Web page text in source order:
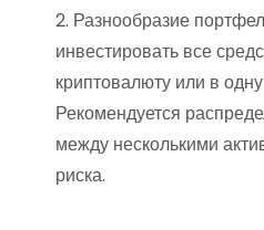
2. Разнообразие
инвестировать все
криптовалюту или в
Рекомендуется
между несколькими
риска.